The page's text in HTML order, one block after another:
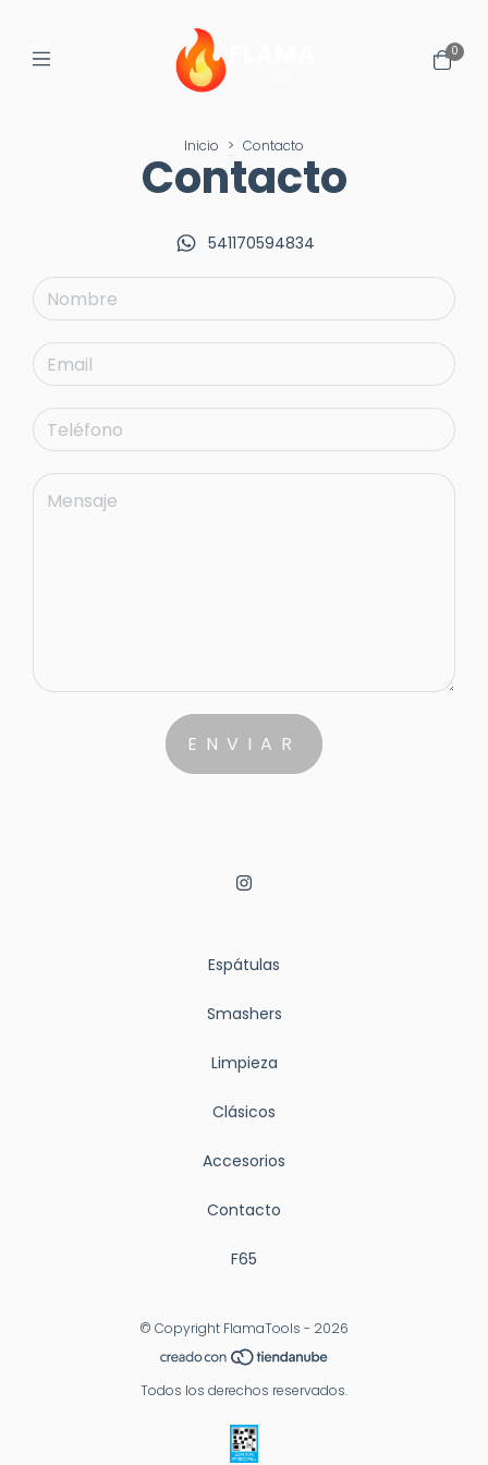
0
Inicio > Contacto
Contacto
541170594834
Espátulas
Smashers
Limpieza
Clásicos
Accesorios
Contacto
F65
© Copyright FlamaTools - 2026
Todos los derechos reservados.